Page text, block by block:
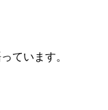
ています。